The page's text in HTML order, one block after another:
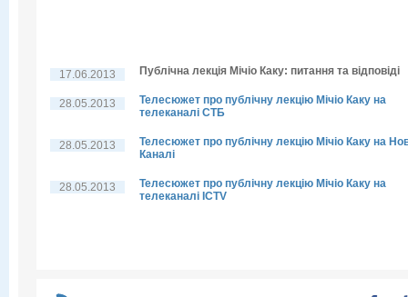
17.06.2013 Публічна лекція Мічіо Каку: питання та відповіді
28.05.2013
Телесюжет про публічну лекцію Мічіо Каку на
телеканалі СТБ
28.05.2013
Телесюжет про публічну лекцію Мічіо Каку на
Каналі
28.05.2013
Телесюжет про публічну лекцію Мічіо Каку на
телеканалі ICTV